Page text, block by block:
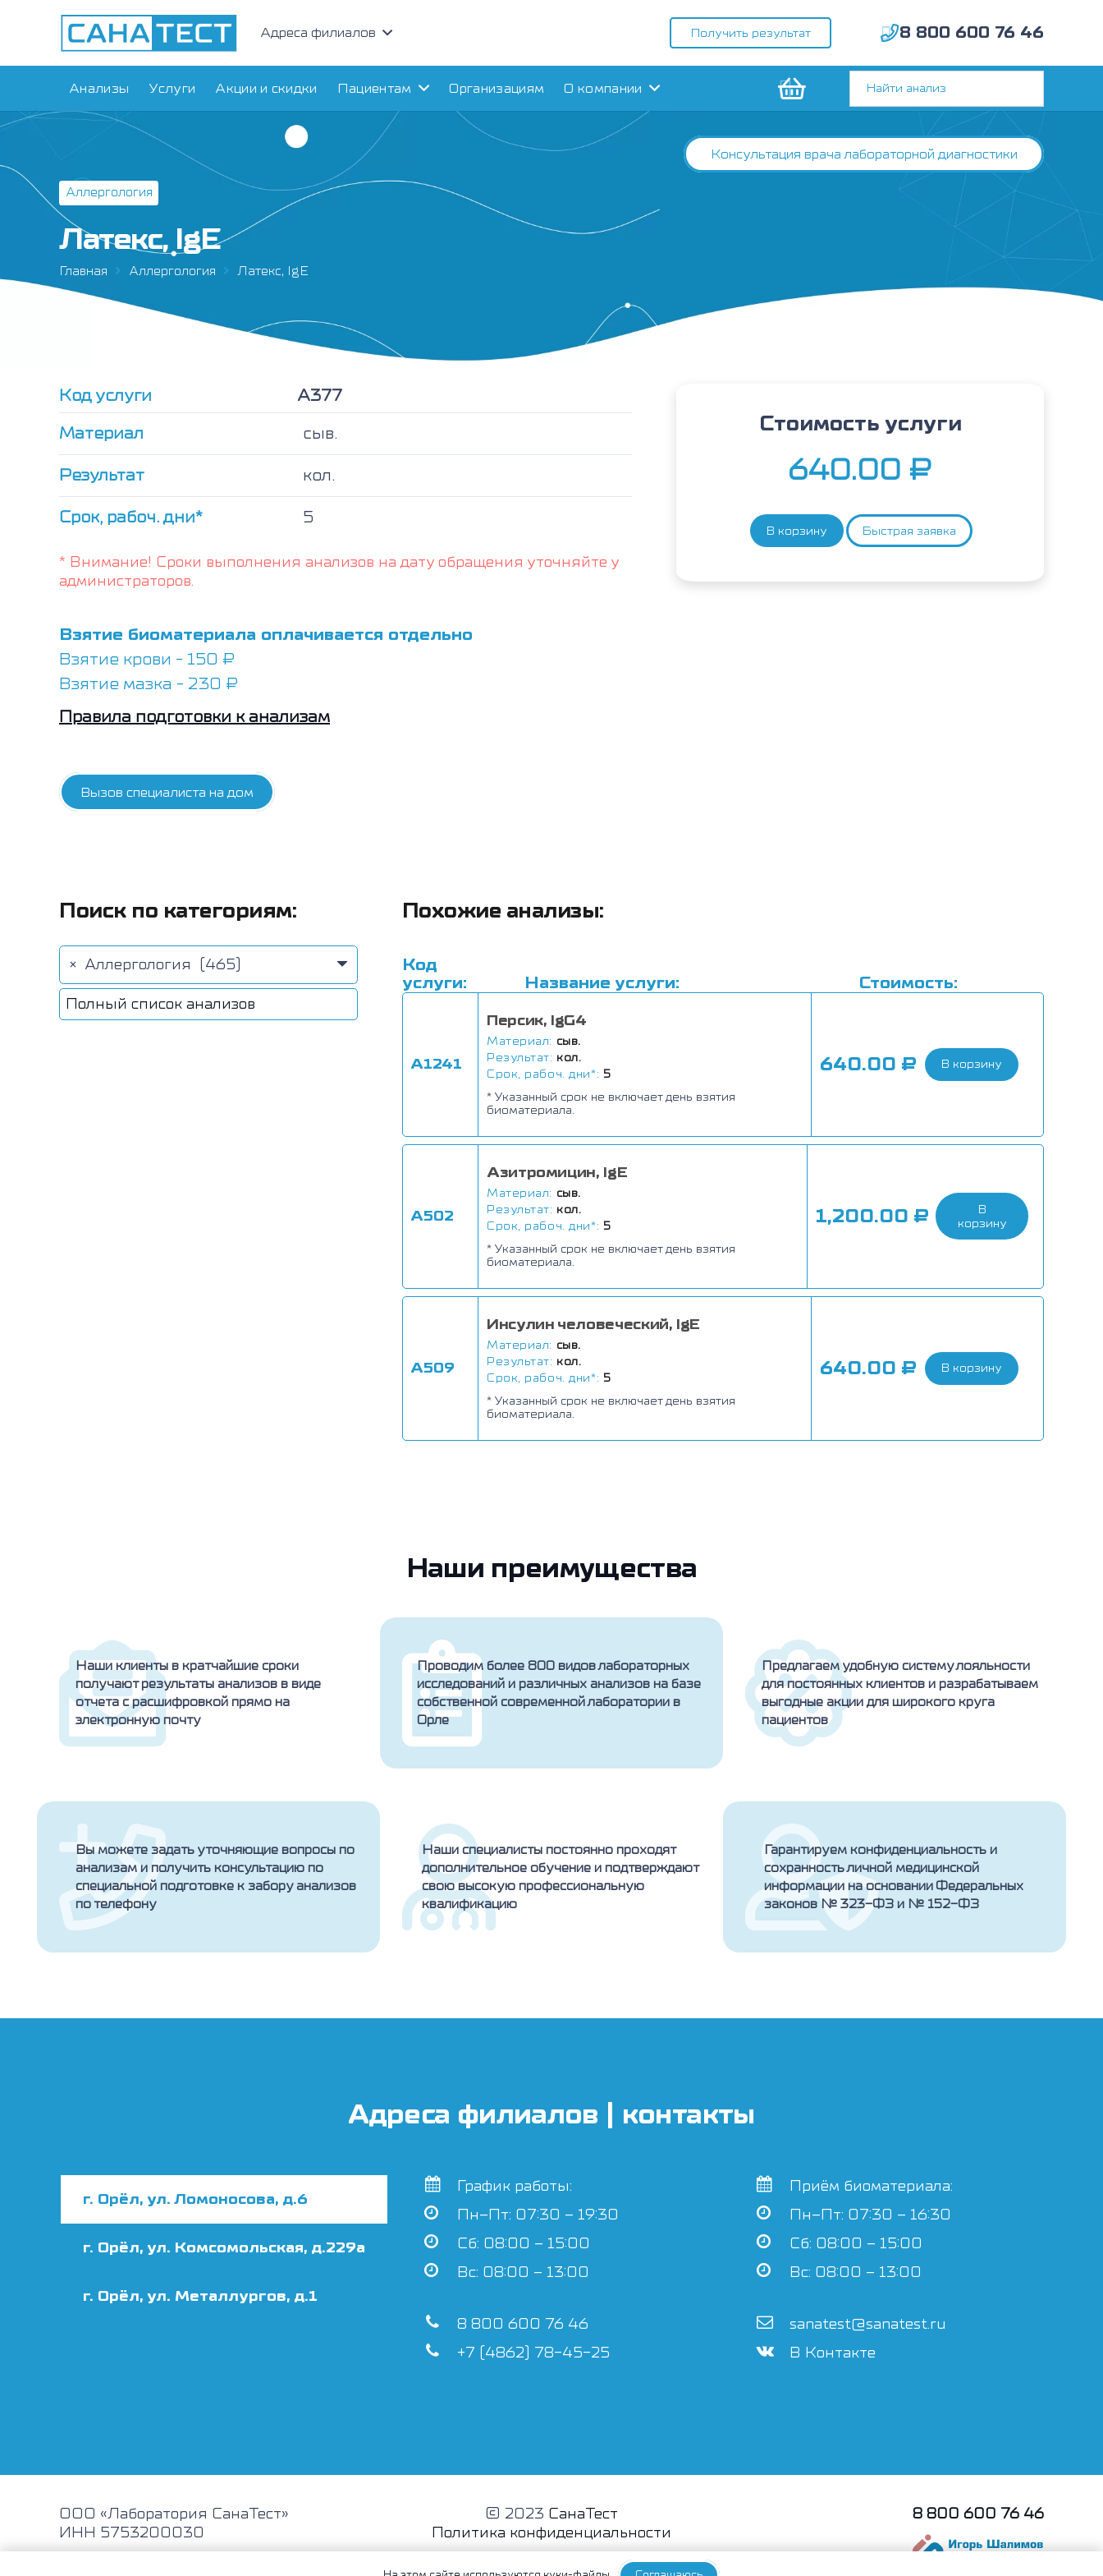
Адреса филиалов Получить результат 8 800 600 76 46
Анализы Услуги Акции и скидки Пациентам Организациям О компании
Консультация врача лабораторной диагностики
Аллергология
Латекс, IgE
Главная Аллергология Латекс, IgE
Код услуги
А377
Материал
сыв.
Результат кол.
Срок, рабоч. дни* 5
* Внимание! Сроки выполнения анализов на дату обращения уточняйте у
администраторов.
Взятие биоматериала оплачивается отдельно
Взятие крови - 150 ₽
Взятие мазка - 230 ₽
Правила подготовки к анализам
Вызов специалиста на дом
Стоимость услуги
640.00 ₽
Количество
Латекс,
В корзину Быстрая заявка
Поиск по категориям:
× Аллергология (465)
Полный список анализов
Похожие анализы:
Код
услуги:
Название услуги: Стоимость:
А1241
Персик, IgG4
Материал: сыв.
Результат: кол.
Срок, рабоч. дни*: 5
* Указанный срок не включает день взятия
биоматериала.
640.00 ₽ В корзину
А502
Азитромицин, IgE
Материал: сыв.
Результат: кол.
Срок, рабоч. дни*: 5
* Указанный срок не включает день взятия
биоматериала.
1,200.00 ₽
В
корзину
А509
Инсулин человеческий, IgE
Материал: сыв.
Результат: кол.
Срок, рабоч. дни*: 5
* Указанный срок не включает день взятия
биоматериала.
640.00 ₽ В корзину
Наши преимущества
Наши клиенты в кратчайшие сроки
получают результаты анализов в виде
отчета с расшифровкой прямо на
электронную почту
Проводим более 800 видов лабораторных
исследований и различных анализов на базе
собственной современной лаборатории в
Орле
Предлагаем удобную систему лояльности
для постоянных клиентов и разрабатываем
выгодные акции для широкого круга
пациентов
Вы можете задать уточняющие вопросы по
анализам и получить консультацию по
специальной подготовке к забору анализов
по телефону
Наши специалисты постоянно проходят
дополнительное обучение и подтверждают
свою высокую профессиональную
квалификацию
Гарантируем конфиденциальность и
сохранность личной медицинской
информации на основании Федеральных
законов № 323-ФЗ и № 152-ФЗ
Адреса филиалов | контакты
г. Орёл, ул. Ломоносова, д.6
г. Орёл, ул. Комсомольская, д.229а
г. Орёл, ул. Металлургов, д.1
График работы:
Пн–Пт: 07:30 – 19:30
Сб: 08:00 – 15:00
Вс: 08:00 – 13:00
8 800 600 76 46
+7 (4862) 78-45-25
Приём биоматериала:
Пн–Пт: 07:30 – 16:30
Сб: 08:00 – 15:00
Вс: 08:00 – 13:00
sanatest@sanatest.ru
В Контакте
ООО «Лаборатория СанаТест»
ИНН 5753200030
© 2023 СанаТест
Политика конфиденциальности
8 800 600 76 46